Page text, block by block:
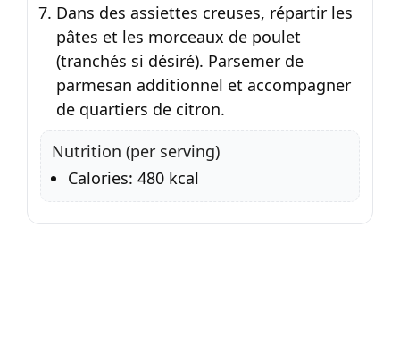
Dans des assiettes creuses, répartir les
pâtes et les morceaux de poulet
(tranchés si désiré). Parsemer de
parmesan additionnel et accompagner
de quartiers de citron.
Nutrition (per serving)
Calories: 480 kcal